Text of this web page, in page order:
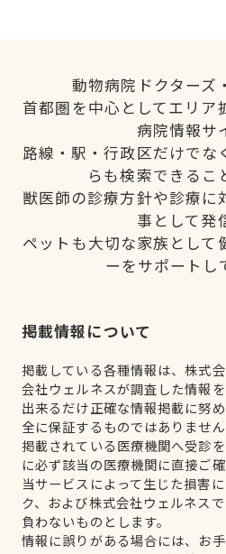
動物病院ドクターズ
首都圏を中心としてエリア
病院情報サ
路線・駅・行政区だけでな
らも検索できるこ
獣医師の診療方針や診療に
事として発
ペットも大切な家族として
ーをサポートし
掲載情報について
掲載している各種情報は、株式
会社ウェルネスが調査した情報を
出来るだけ正確な情報掲載に努
全に保証するものではありません
掲載されている医療機関へ受診
に必ず該当の医療機関に直接ご確
当サービスによって生じた損害
ク、および株式会社ウェルネス
負わないものとします。
情報に誤りがある場合には、お